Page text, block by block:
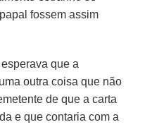
fossem assim
que a
outra coisa que não
de que a carta
e que contaria com a